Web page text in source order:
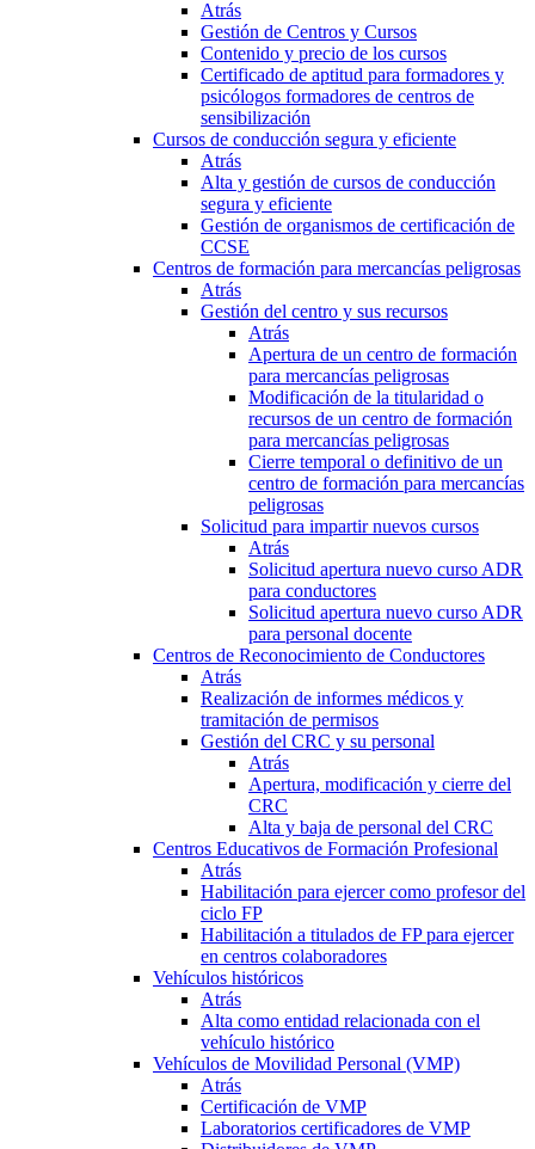
Atrás
Gestión de Centros y Cursos
Contenido y precio de los cursos
Certificado de aptitud para formadores y
psicólogos formadores de centros de
sensibilización
Cursos de conducción segura y eficiente
Atrás
Alta y gestión de cursos de conducción
segura y eficiente
Gestión de organismos de certificación de
CCSE
Centros de formación para mercancías peligrosas
Atrás
Gestión del centro y sus recursos
Atrás
Apertura de un centro de formación
para mercancías peligrosas
Modificación de la titularidad o
recursos de un centro de formación
para mercancías peligrosas
Cierre temporal o definitivo de un
centro de formación para mercancías
peligrosas
Solicitud para impartir nuevos cursos
Atrás
Solicitud apertura nuevo curso ADR
para conductores
Solicitud apertura nuevo curso ADR
para personal docente
Centros de Reconocimiento de Conductores
Atrás
Realización de informes médicos y
tramitación de permisos
Gestión del CRC y su personal
Atrás
Apertura, modificación y cierre del
CRC
Alta y baja de personal del CRC
Centros Educativos de Formación Profesional
Atrás
Habilitación para ejercer como profesor del
ciclo FP
Habilitación a titulados de FP para ejercer
en centros colaboradores
Vehículos históricos
Atrás
Alta como entidad relacionada con el
vehículo histórico
Vehículos de Movilidad Personal (VMP)
Atrás
Certificación de VMP
Laboratorios certificadores de VMP